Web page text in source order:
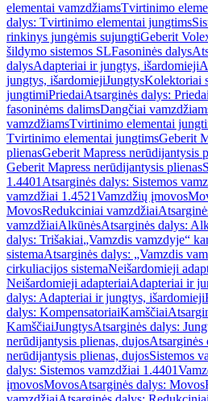
elementai vamzdžiamsTvirtinimo
dalys: Tvirtinimo elementai jungtims
rinkinys jungėmis sujungtiGeberit
šildymo sistemos SLFasoninės dalys
dalysAdapteriai ir jungtys, išardomieji
jungtys, išardomiejiJungtysKolektoriai
jungtimiPriedaiAtsarginės dalys: Priedai
fasoninėms dalimsDangčiai
vamzdžiamsTvirtinimo elementai
Tvirtinimo elementai jungtimsGeberit
plienasGeberit Mapress nerūdijantysis
Geberit Mapress nerūdijantysis plienas
1.4401 Atsarginės dalys: Sistemos
vamzdžiai 1.4521Vamzdžių įmovos
MovosRedukciniai vamzdžiai
vamzdžiaiAlkūnėsAtsarginės dalys:
dalys: Trišakiai„Vamzdis vamzdyje“
sistemaAtsarginės dalys: „Vamzdis
cirkuliacijos sistemaNeišardomieji
Neišardomieji adapteriaiAdapteriai ir
dalys: Adapteriai ir jungtys, išardomieji
dalys: KompensatoriaiKamščiai
KamščiaiJungtysAtsarginės dalys:
nerūdijantysis plienas, dujosAtsarginės
nerūdijantysis plienas, dujosSistemos
dalys: Sistemos vamzdžiai 1.4401
įmovosMovosAtsarginės dalys: Movos